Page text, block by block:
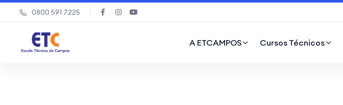
0800 591 7225
A ETCAMPOS Cursos Técnicos